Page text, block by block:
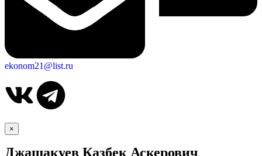
ekonom21@list.ru
×
Джашакуев Казбек Аскерович